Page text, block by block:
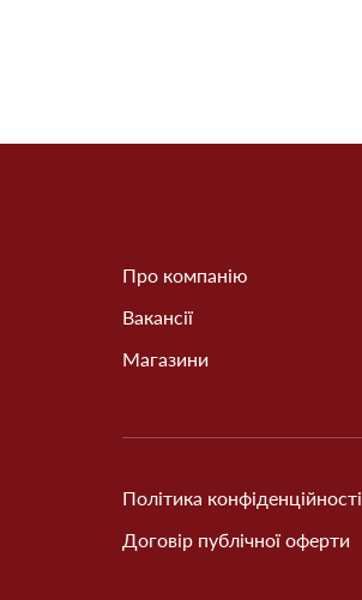
Про компанію
Вакансії
Магазини
Політика конфіденційності
Договір публічної оферти